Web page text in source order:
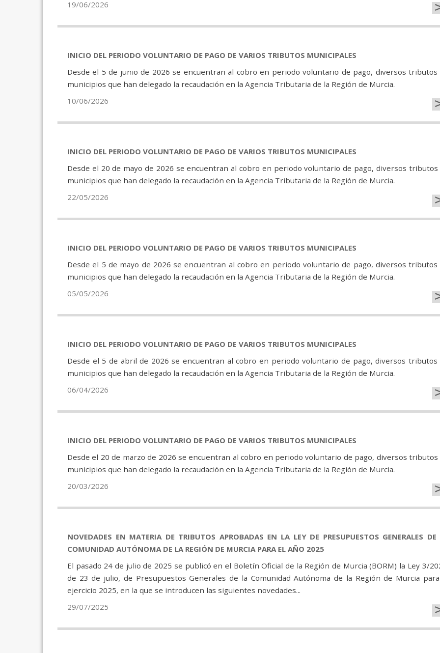
19/06/2026
INICIO DEL PERIODO VOLUNTARIO DE PAGO DE VARIOS TRIBUTOS MUNICIPALES
Desde el 5 de junio de 2026 se encuentran al cobro en periodo voluntario de pago, diversos tributos
municipios que han delegado la recaudación en la Agencia Tributaria de la Región de Murcia.
10/06/2026
INICIO DEL PERIODO VOLUNTARIO DE PAGO DE VARIOS TRIBUTOS MUNICIPALES
Desde el 20 de mayo de 2026 se encuentran al cobro en periodo voluntario de pago, diversos tributos
municipios que han delegado la recaudación en la Agencia Tributaria de la Región de Murcia.
22/05/2026
INICIO DEL PERIODO VOLUNTARIO DE PAGO DE VARIOS TRIBUTOS MUNICIPALES
Desde el 5 de mayo de 2026 se encuentran al cobro en periodo voluntario de pago, diversos tributos
municipios que han delegado la recaudación en la Agencia Tributaria de la Región de Murcia.
05/05/2026
INICIO DEL PERIODO VOLUNTARIO DE PAGO DE VARIOS TRIBUTOS MUNICIPALES
Desde el 5 de abril de 2026 se encuentran al cobro en periodo voluntario de pago, diversos tributos
municipios que han delegado la recaudación en la Agencia Tributaria de la Región de Murcia.
06/04/2026
INICIO DEL PERIODO VOLUNTARIO DE PAGO DE VARIOS TRIBUTOS MUNICIPALES
Desde el 20 de marzo de 2026 se encuentran al cobro en periodo voluntario de pago, diversos tributos
municipios que han delegado la recaudación en la Agencia Tributaria de la Región de Murcia.
20/03/2026
NOVEDADES EN MATERIA DE TRIBUTOS APROBADAS EN LA LEY DE PRESUPUESTOS GENERALES DE
COMUNIDAD AUTÓNOMA DE LA REGIÓN DE MURCIA PARA EL AÑO 2025
El pasado 24 de julio de 2025 se publicó en el Boletín Oficial de la Región de Murcia (BORM) la Ley 3/
de 23 de julio, de Presupuestos Generales de la Comunidad Autónoma de la Región de Murcia
ejercicio 2025, en la que se introducen las siguientes novedades...
29/07/2025